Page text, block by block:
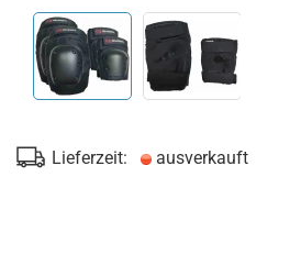
Lieferzeit: ausverkauft